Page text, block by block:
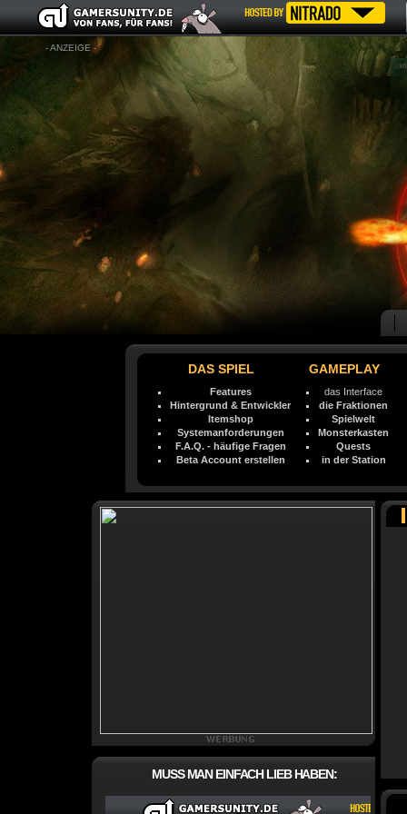
- ANZEIGE -
DAS SPIEL
Features
Hintergrund & Entwickler
Itemshop
Systemanforderungen
F.A.Q. - häufige Fragen
Beta Account erstellen
GAMEPLAY
das Interface
die Fraktionen
Spielwelt
Monsterkasten
Quests
in der Station
MUSS MAN EINFACH LIEB HABEN: